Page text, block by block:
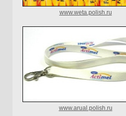
www.weta.polish.ru
www.arual.polish.ru